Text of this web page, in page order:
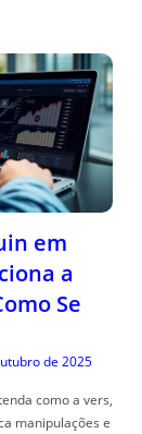
em
a
Se
de 2025
como a vers,
manipulações e